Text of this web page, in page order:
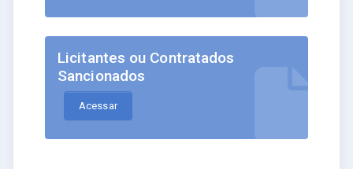
Licitantes ou Contratados
Sancionados
Acessar